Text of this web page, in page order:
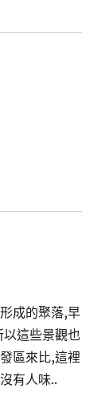
成的聚落,早
這些景觀也
區來比,這裡
有人味..